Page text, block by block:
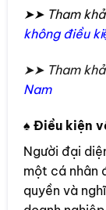
➤➤ Tham
không điều
➤➤ Tham
Nam
♠ Điều kiện
Người đại
một cá nhân
quyền và